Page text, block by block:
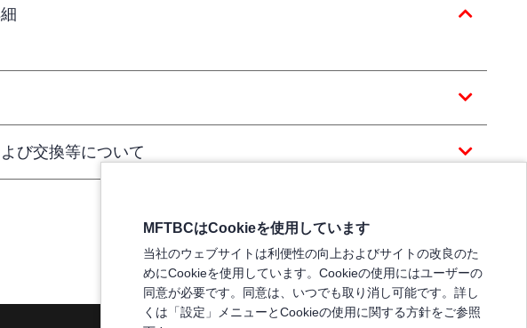
び交換等について
MFTBCはCookieを使用しています
当社のウェブサイトは利便性の向上およびサイトの改良のた
めにCookieを使用しています。Cookieの使用にはユーザーの
同意が必要です。同意は、いつでも取り消し可能です。詳し
くは「設定」メニューとCookieの使用に関する方針をご参照